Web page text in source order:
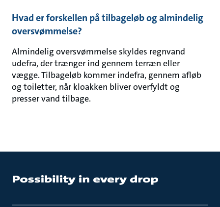
Hvad er forskellen på tilbageløb og almindelig
oversvømmelse?
Almindelig oversvømmelse skyldes regnvand
udefra, der trænger ind gennem terræn eller
vægge. Tilbageløb kommer indefra, gennem afløb
og toiletter, når kloakken bliver overfyldt og
presser vand tilbage.